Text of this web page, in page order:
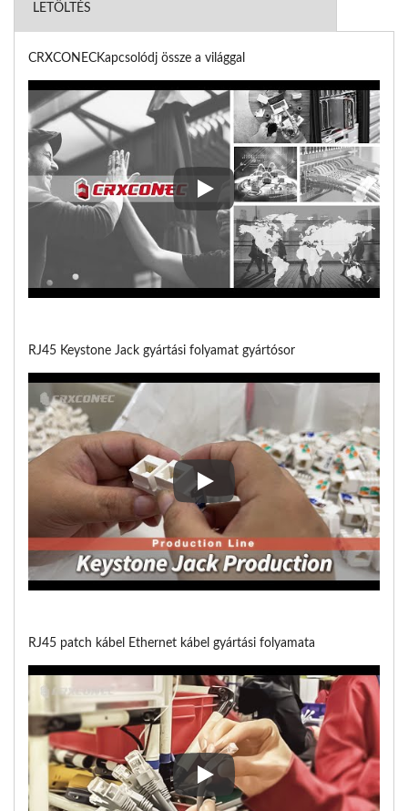
LETÖLTÉS
CRXCONECKapcsolódj össze a világgal
CRXCONECKapcsolódj össze
RJ45 Keystone Jack gyártási folyamat gyártósor
RJ45 Keystone Jack gyártási
RJ45 patch kábel Ethernet kábel gyártási folyamata
RJ45 patch kábel Ethernet